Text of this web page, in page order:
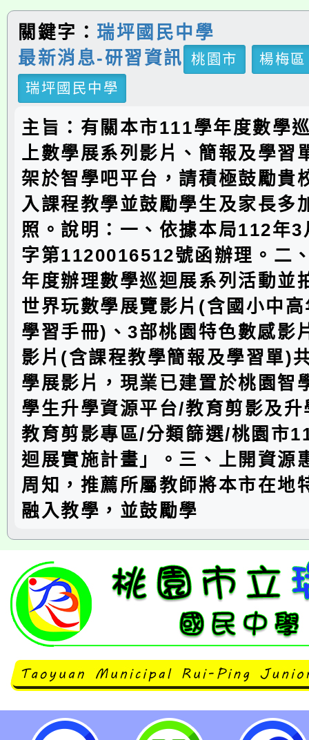
關鍵字： 瑞坪國民中學
最新消息-研習資訊
桃園市
楊梅區
瑞坪國民中學
主旨：有關本市111學年度數學
上數學展系列影片、簡報及學習
架於智學吧平台，請積極鼓勵貴
入課程教學並鼓勵學生及家長多
照。說明：一、依據本局112年
字第1120016512號函辦理。二
年度辦理數學巡迴展系列活動並
世界玩數學展覽影片(含國小中
學習手冊)、3部桃園特色數感影
影片(含課程教學簡報及學習單)
學展影片，現業已建置於桃園智
學生升學資源平台/教育剪影及
教育剪影專區/分類篩選/桃園市
迴展實施計畫」。三、上開資源
周知，推薦所屬教師將本市在地
融入教學，並鼓勵學
有關本市111學年度數學巡迴展計